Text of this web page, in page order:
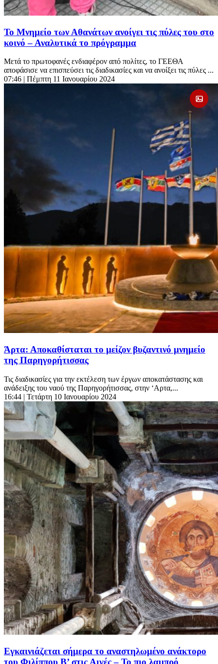
Το Μνημείο των Αθανάτων ανοίγει τις πύλες του στο
κοινό – Αναλυτικά το πρόγραμμα
Μετά το πρωτοφανές ενδιαφέρον από πολίτες, το ΓΕΕΘΑ
αποφάσισε να επισπεύσει τις διαδικασίες και να ανοίξει τις πύλες ...
07:46 | Πέμπτη 11 Ιανουαρίου 2024
Άρτα: Αποκαθίσταται το μείζον βυζαντινό μνημείο
της Παρηγορήτισσας
Τις διαδικασίες για την εκτέλεση των έργων αποκατάστασης και
ανάδειξης του ναού της Παρηγορήτισσας, στην ‘Αρτα,...
16:44 | Τετάρτη 10 Ιανουαρίου 2024
Εγκαινιάζεται σήμερα το αναστηλωμένο ανάκτορο
του Φιλίππου Β’ στις Αιγές – Το πιο λαμπρό